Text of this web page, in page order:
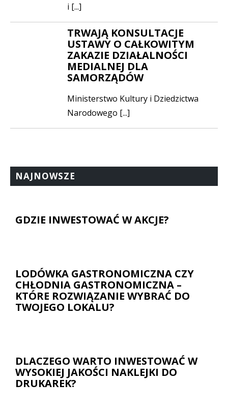
i [...]
TRWAJĄ KONSULTACJE
USTAWY O CAŁKOWITYM
ZAKAZIE DZIAŁALNOŚCI
MEDIALNEJ DLA
SAMORZĄDÓW
Ministerstwo Kultury i Dziedzictwa
Narodowego [...]
NAJNOWSZE
GDZIE INWESTOWAĆ W AKCJE?
LODÓWKA GASTRONOMICZNA CZY
CHŁODNIA GASTRONOMICZNA –
KTÓRE ROZWIĄZANIE WYBRAĆ DO
TWOJEGO LOKALU?
DLACZEGO WARTO INWESTOWAĆ W
WYSOKIEJ JAKOŚCI NAKLEJKI DO
DRUKAREK?